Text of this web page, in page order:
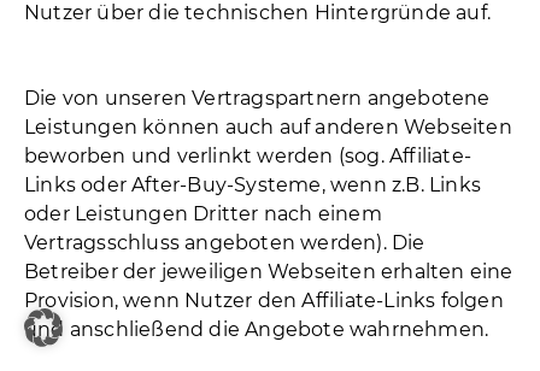
Nutzer über die technischen Hintergründe auf.
Die von unseren Vertragspartnern angebotene
Leistungen können auch auf anderen Webseiten
beworben und verlinkt werden (sog. Affiliate-
Links oder After-Buy-Systeme, wenn z.B. Links
oder Leistungen Dritter nach einem
Vertragsschluss angeboten werden). Die
Betreiber der jeweiligen Webseiten erhalten eine
Provision, wenn Nutzer den Affiliate-Links folgen
und anschließend die Angebote wahrnehmen.